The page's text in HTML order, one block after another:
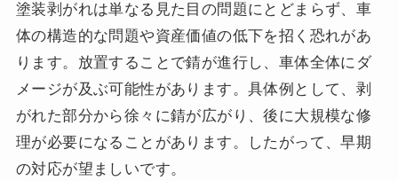
塗装剥がれは単なる見た目の問題にとどまらず、車
体の構造的な問題や資産価値の低下を招く恐れがあ
ります。放置することで錆が進行し、車体全体にダ
メージが及ぶ可能性があります。具体例として、剥
がれた部分から徐々に錆が広がり、後に大規模な修
理が必要になることがあります。したがって、早期
の対応が望ましいです。